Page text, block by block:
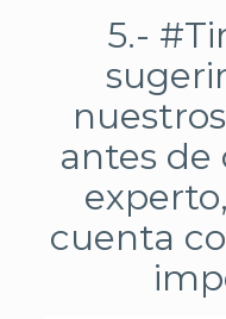
5.-
antes
cuenta